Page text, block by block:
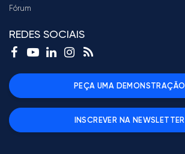
Fórum
REDES SOCIAIS
PEÇA UMA DEMONSTRAÇÃO
INSCREVER NA NEWSLETTER